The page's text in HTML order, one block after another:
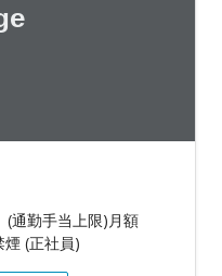
(通勤手当上限)月額
(正社員)